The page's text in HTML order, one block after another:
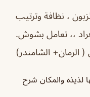
، نظافة وترتيب
،، تعامل بشوش.
الرمان+ الشامندر)
لذيذه والمكان شرح